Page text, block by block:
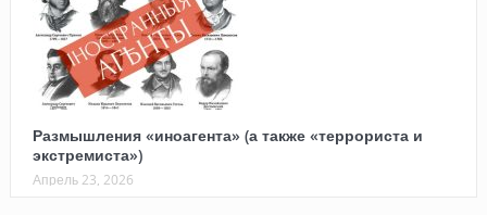
Размышления «иноагента» (а также «террориста и
экстремиста»)
Апрель 23, 2026